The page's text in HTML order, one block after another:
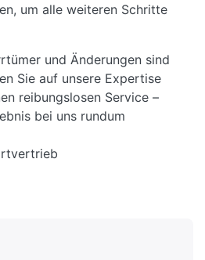
um alle weiteren Schritte
und Änderungen sind
Sie auf unsere Expertise
reibungslosen Service –
bei uns rundum